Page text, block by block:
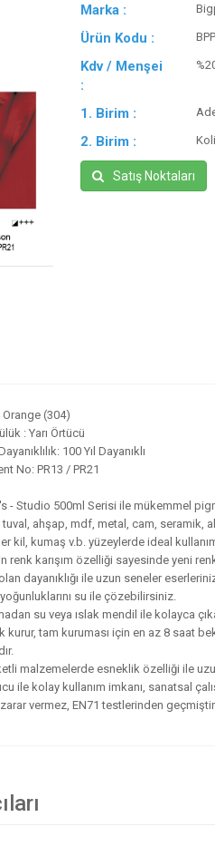
Marka :
Ürün Kodu :
Kdv / Menşei
:
1. Birim :
2. Birim :
Satış Noktaları
Orange (304)
: Yarı Örtücü
100 Yıl Dayanıklı
No: PR13 / PR21
- Studio 500ml Serisi ile mükemmel
tuval, ahşap, mdf, metal, cam, seramik,
kil, kumaş v.b. yüzeylerde ideal
renk karışım özelliği sayesinde yeni
dayanıklığı ile uzun seneler
su ile çözebilirsiniz.
su veya ıslak mendil ile kolayca
kurur, tam kuruması için en az 8 saat
malzemelerde esneklik özelliği ile
ile kolay kullanım imkanı, sanatsal
vermez, EN71 testlerinden